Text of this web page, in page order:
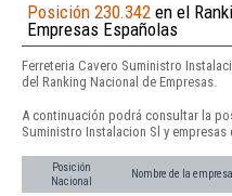
Posición 230.342 en el
Empresas Españolas
Ferreteria Cavero Suministro
del Ranking Nacional de Empresas.
A continuación podrá consultar la
Suministro Instalacion Sl y
Posición
Nacional
Nombre de la empresa